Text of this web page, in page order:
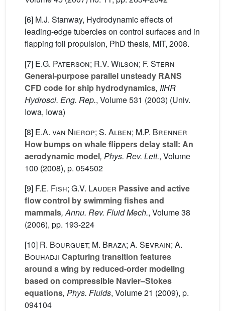
[6] M.J. Stanway, Hydrodynamic effects of
leading-edge tubercles on control surfaces and in
flapping foil propulsion, PhD thesis, MIT, 2008.
[7] E.G. Paterson; R.V. Wilson; F. Stern
General-purpose parallel unsteady RANS
CFD code for ship hydrodynamics, IIHR
Hydrosci. Eng. Rep., Volume 531 (2003) (Univ.
Iowa, Iowa)
[8] E.A. van Nierop; S. Alben; M.P. Brenner
How bumps on whale flippers delay stall: An
aerodynamic model, Phys. Rev. Lett., Volume
100 (2008), p. 054502
[9] F.E. Fish; G.V. Lauder Passive and active
flow control by swimming fishes and
mammals, Annu. Rev. Fluid Mech., Volume 38
(2006), pp. 193-224
[10] R. Bourguet; M. Braza; A. Sevrain; A.
Bouhadji Capturing transition features
around a wing by reduced-order modeling
based on compressible Navier–Stokes
equations, Phys. Fluids, Volume 21 (2009), p.
094104